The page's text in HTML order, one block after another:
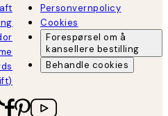
Personvernpolicy
Cookies
Forespørsel om å
kansellere bestilling
Behandle cookies